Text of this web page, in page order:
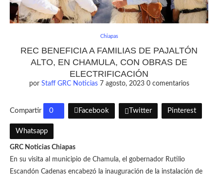
Chiapas
REC BENEFICIA A FAMILIAS DE PAJALTÓN
ALTO, EN CHAMULA, CON OBRAS DE
ELECTRIFICACIÓN
por Staff GRC Noticias 7 agosto, 2023 0 comentarios
Compartir 0 Facebook Twitter Pinterest
Whatsapp
GRC Noticias Chiapas
En su visita al municipio de Chamula, el gobernador Rutilio
Escandón Cadenas encabezó la inauguración de la instalación de